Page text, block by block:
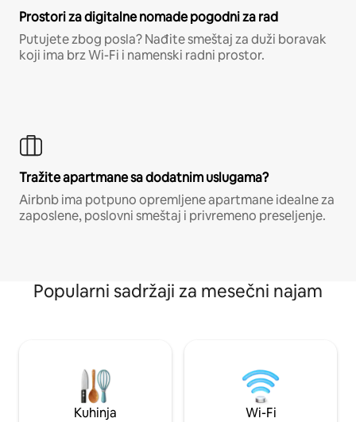
Prostori za digitalne nomade pogodni za rad
Putujete zbog posla? Nađite smeštaj za duži boravak
koji ima brz Wi-Fi i namenski radni prostor.
Tražite apartmane sa dodatnim uslugama?
Airbnb ima potpuno opremljene apartmane idealne za
zaposlene, poslovni smeštaj i privremeno preseljenje.
Popularni sadržaji za mesečni najam
Kuhinja Wi-Fi